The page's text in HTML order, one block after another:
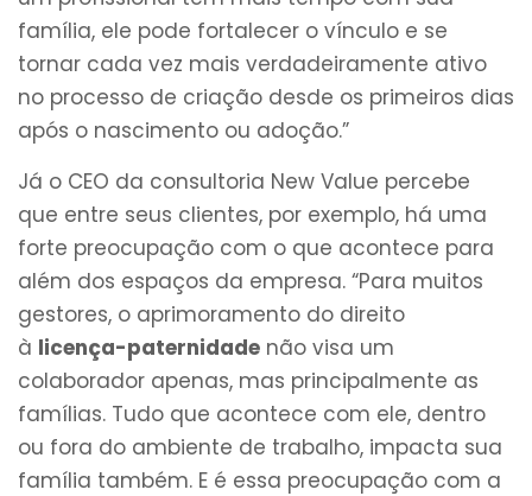
família, ele pode fortalecer o vínculo e se
tornar cada vez mais verdadeiramente ativo
no processo de criação desde os primeiros dias
após o nascimento ou adoção.”
Já o CEO da consultoria New Value percebe
que entre seus clientes, por exemplo, há uma
forte preocupação com o que acontece para
além dos espaços da empresa. “Para muitos
gestores, o aprimoramento do direito
à licença-paternidade não visa um
colaborador apenas, mas principalmente as
famílias. Tudo que acontece com ele, dentro
ou fora do ambiente de trabalho, impacta sua
família também. E é essa preocupação com a